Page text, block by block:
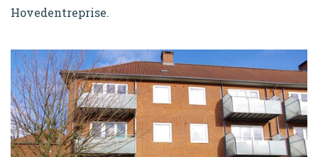
Hovedentreprise.